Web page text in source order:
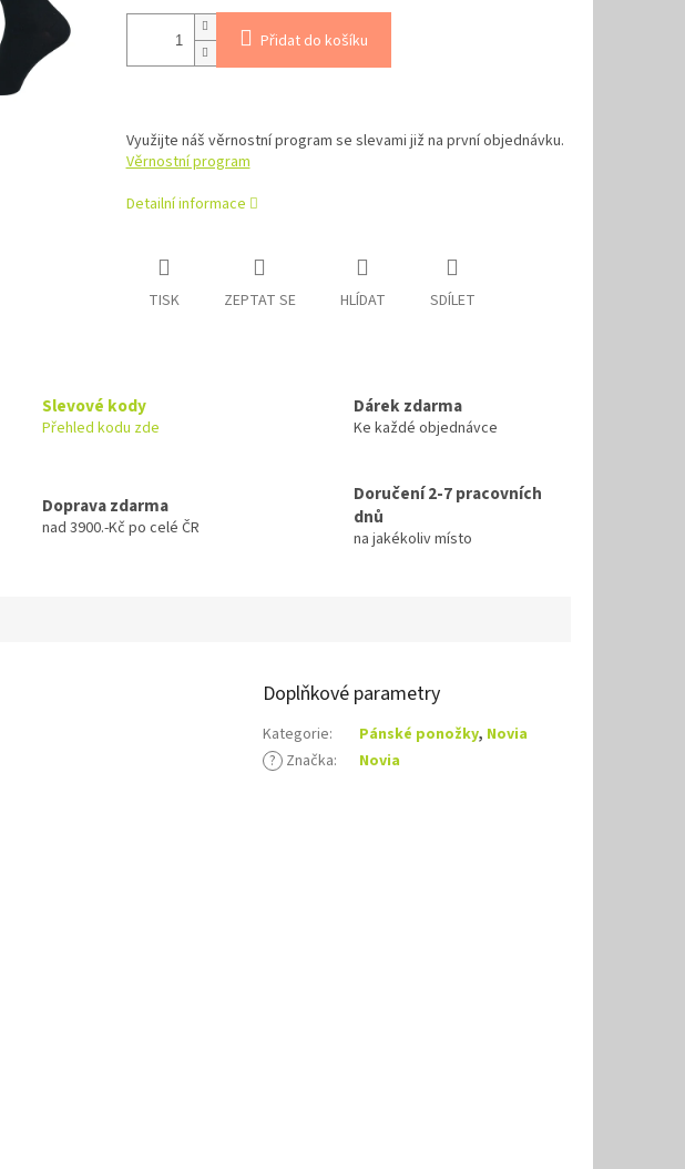
Přidat do košíku
Využijte náš věrnostní program se slevami již na první objednávku.
Věrnostní program
Detailní informace
TISK ZEPTAT SE HLÍDAT SDÍLET
Slevové kody
Přehled kodu zde
Dárek zdarma
Ke každé objednávce
Doprava zdarma
nad 3900.-Kč po celé ČR
Doručení 2-7 pracovních
dnů
na jakékoliv místo
Doplňkové parametry
Kategorie: Pánské ponožky, Novia
? Značka: Novia